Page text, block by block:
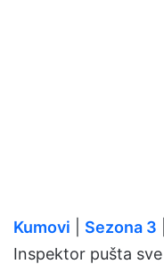
Kumovi Sezona 3
Inspektor pušta